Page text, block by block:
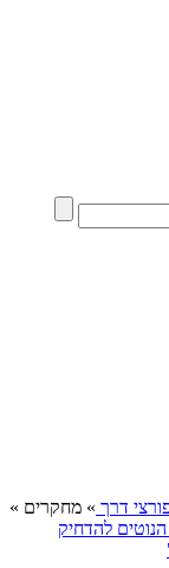
דרך » מחקרים »
להדחיק